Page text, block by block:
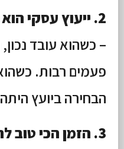
2. ייעוץ עסקי הוא השקעה – לא הוצאה
– כשהוא עובד
פעמים רבות.
הבחירה ביועץ
3. הזמן הכי טוב להתחיל הוא עכשיו